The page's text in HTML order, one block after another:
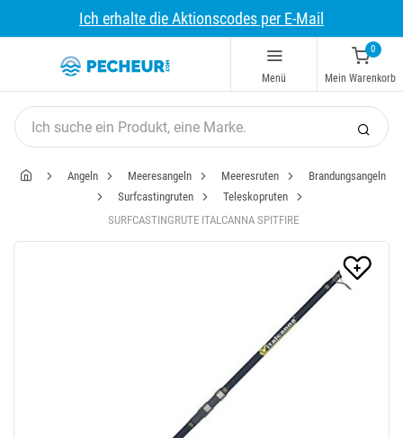
Ich erhalte die Aktionscodes per E-Mail
Menü
0
Mein Warenkorb
Angeln Meeresangeln Meeresruten
Brandungsangeln
Surfcastingruten
Teleskopruten
SURFCASTINGRUTE ITALCANNA SPITFIRE